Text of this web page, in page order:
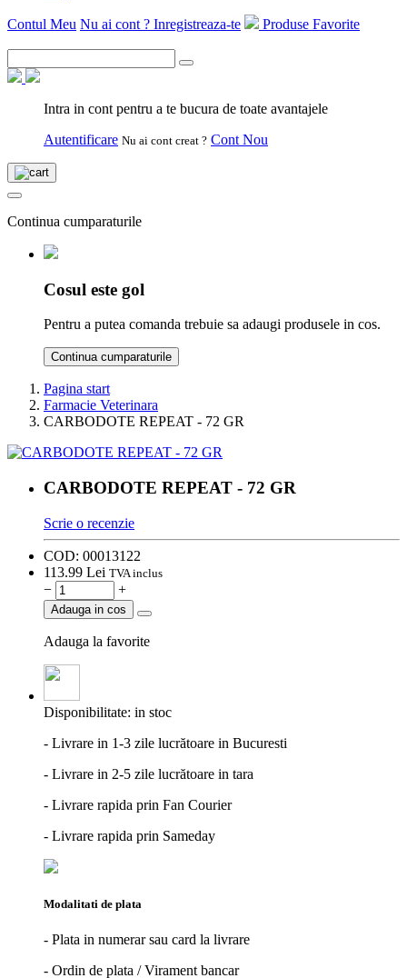
Contul Meu Nu ai cont ? Inregistreaza-te Produse Favorite
Intra in cont pentru a te bucura de toate avantajele
Autentificare Nu ai cont creat ? Cont Nou
Continua cumparaturile
Cosul este gol
Pentru a putea comanda trebuie sa adaugi produsele in cos.
Continua cumparaturile
Pagina start
Farmacie Veterinara
CARBODOTE REPEAT - 72 GR
CARBODOTE REPEAT - 72 GR
Scrie o recenzie
COD: 00013122
113.99 Lei TVA inclus
− +
Adauga in cos
Adauga la favorite
Disponibilitate: in stoc
- Livrare in 1-3 zile lucrătoare in Bucuresti
- Livrare in 2-5 zile lucrătoare in tara
- Livrare rapida prin Fan Courier
- Livrare rapida prin Sameday
Modalitati de plata
- Plata in numerar sau card la livrare
- Ordin de plata / Virament bancar